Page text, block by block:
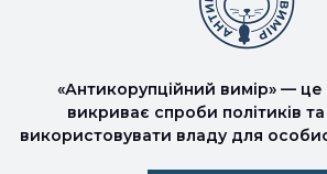
«Антикорупційний вимір» —
викриває спроби політиків
використовувати владу для